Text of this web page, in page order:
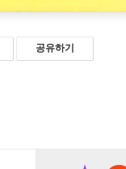
공유하기